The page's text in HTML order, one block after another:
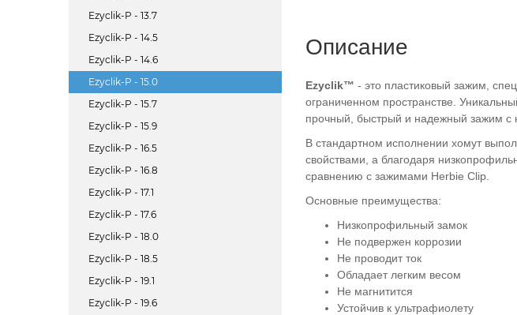
Ezyclik-P - 13.7
Ezyclik-P - 14.5
Ezyclik-P - 14.6
Ezyclik-P - 15.0
Ezyclik-P - 15.7
Ezyclik-P - 15.9
Ezyclik-P - 16.5
Ezyclik-P - 16.8
Ezyclik-P - 17.1
Ezyclik-P - 17.6
Ezyclik-P - 18.0
Ezyclik-P - 18.5
Ezyclik-P - 19.1
Ezyclik-P - 19.6
Описание
Ezyclik™ - это пластиковый зажим,
ограниченном пространстве.
прочный, быстрый и надежный зажим с
В стандартном исполнении хомут
свойствами, а благодаря
сравнению с зажимами Herbie Clip.
Основные преимущества:
Низкопрофильный замок
Не подвержен коррозии
Не проводит ток
Обладает легким весом
Не магнитится
Устойчив к ультрафиолету